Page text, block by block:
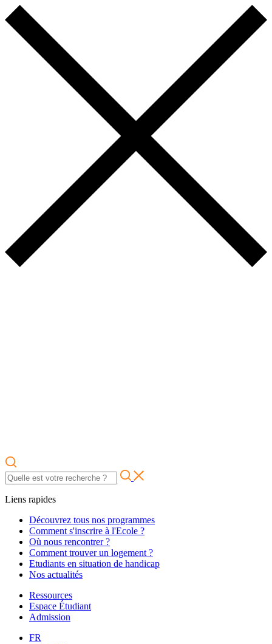
Liens rapides
Découvrez tous nos programmes
Comment s'inscrire à l'Ecole ?
Où nous rencontrer ?
Comment trouver un logement ?
Etudiants en situation de handicap
Nos actualités
Ressources
Espace Étudiant
Admission
FR